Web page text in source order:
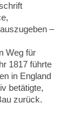
–
Weg für
1817 führte
in England
betätigte,
zurück.